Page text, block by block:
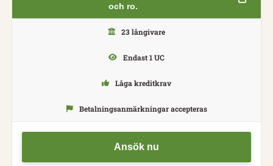
Ansök nu
och ro.
23 långivare
Endast 1 UC
Låga kreditkrav
Betalningsanmärkningar accepteras